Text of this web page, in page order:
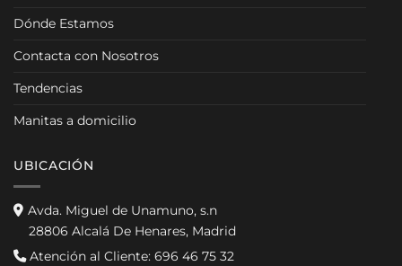
Dónde Estamos
Contacta con Nosotros
Tendencias
Manitas a domicilio
UBICACIÓN
Avda. Miguel de Unamuno, s.n
28806 Alcalá De Henares, Madrid
Atención al Cliente: 696 46 75 32